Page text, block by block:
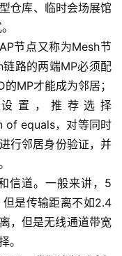
仓库、临时会场展馆
节点又称为Mesh节
路的两端MP必须配
MP才能成为邻居；
置，推荐选择
of equals，对等同时
行邻居身份验证，并
信道。一般来讲，5
是传输距离不如2.4
，但是无线通道带宽
。